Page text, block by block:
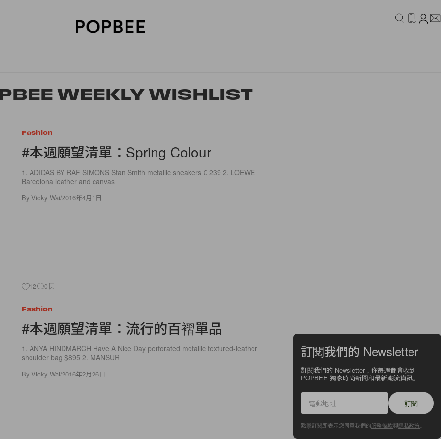
WEEKLY WISHLIST
Fashion
#本週願望清單：Spring Colour
1. ADIDAS BY RAF SIMONS Stan Smith metallic sneakers € 239 2. LOEWE
Barcelona leather and canvas
By Vicky Wai/2016年4月1日
12 0
Fashion
#本週願望清單：流行的百褶單品
1. ANYA HINDMARCH Have A Nice Day perforated metallic textured-leather
shoulder bag $895 2. MANSUR
By Vicky Wai/2016年2月26日
訂閱我們的 Newsletter
訂閱我們的 Newsletter，你每週都會收到
POPBEE 獨家時尚新聞和最新潮流資訊。
訂閱
點擊訂閱即表示您同意我們的服務條款與隱私政策